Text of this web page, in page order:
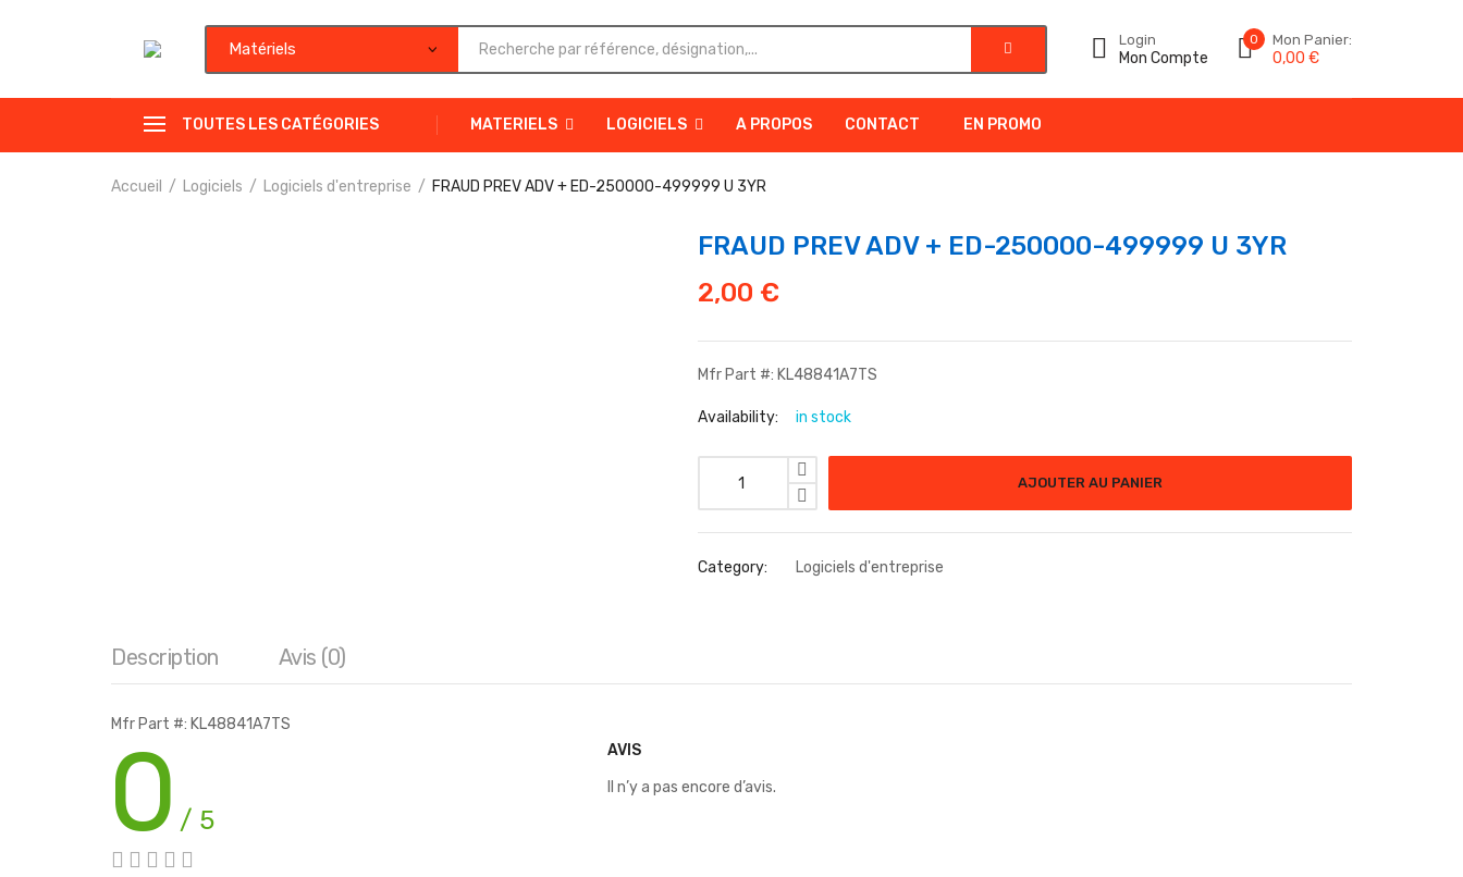
Login
Mon Compte
0 Mon Panier:
0,00 €
TOUTES LES CATÉGORIES MATERIELS LOGICIELS A PROPOS CONTACT EN PROMO
Accueil Logiciels Logiciels d'entreprise FRAUD PREV ADV + ED-250000-499999 U 3YR
FRAUD PREV ADV + ED-250000-499999 U 3YR
2,00 €
Mfr Part #: KL48841A7TS
Availability: in stock
quantité de FRAUD PREV ADV + ED-250000-499999 U 3YR
AJOUTER AU PANIER
Category: Logiciels d'entreprise
Description Avis (0)
Mfr Part #: KL48841A7TS
0 / 5
AVIS
Il n’y a pas encore d’avis.